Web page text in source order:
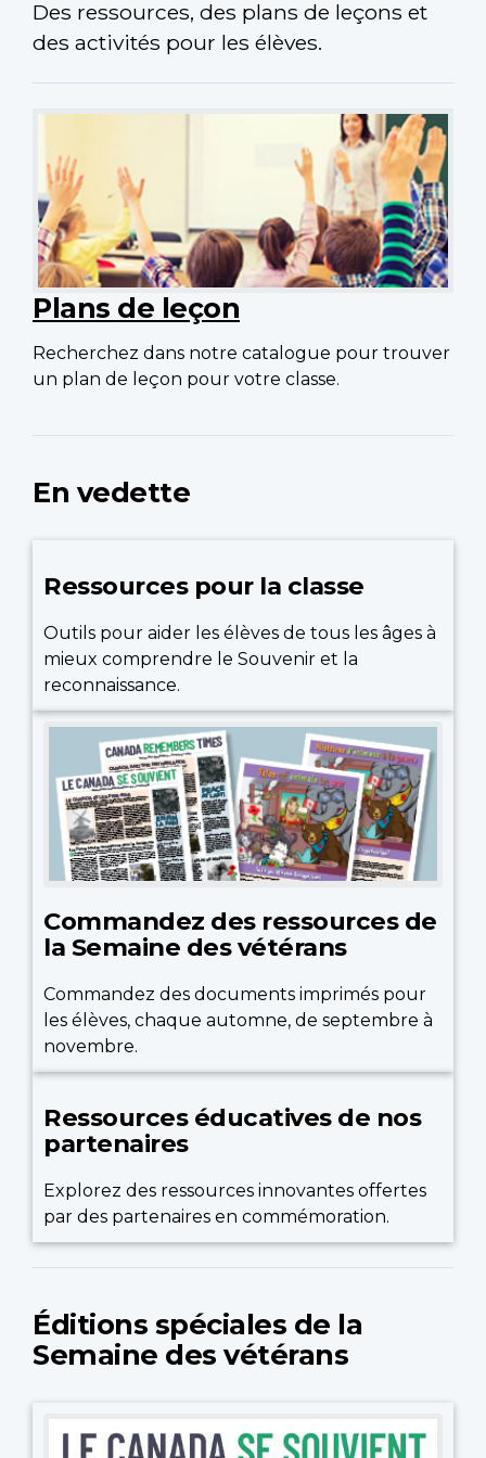
Des ressources, des plans de leçons et
des activités pour les élèves.
Plans de leçon
Recherchez dans notre catalogue pour trouver
un plan de leçon pour votre classe.
En vedette
Ressources pour la classe
Outils pour aider les élèves de tous les âges à
mieux comprendre le Souvenir et la
reconnaissance.
Commandez des ressources de
la Semaine des vétérans
Commandez des documents imprimés pour
les élèves, chaque automne, de septembre à
novembre.
Ressources éducatives de nos
partenaires
Explorez des ressources innovantes offertes
par des partenaires en commémoration.
Éditions spéciales de la
Semaine des vétérans